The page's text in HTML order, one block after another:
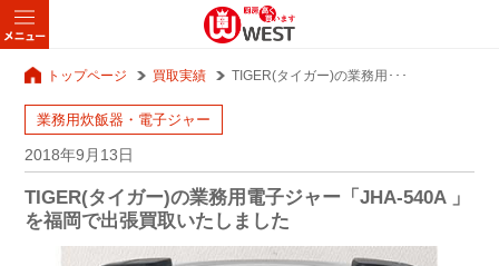
トップページ 買取実績 TIGER(タイガー)の業務用･･･
業務用炊飯器・電子ジャー
2018年9月13日
TIGER(タイガー)の業務用電子ジャー「JHA-540A 」
を福岡で出張買取いたしました